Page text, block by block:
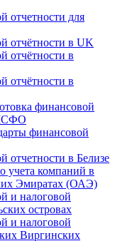
отчетности для
отчётности в UK
отчётности в
отчётности в
финансовой
финансовой
отчетности в Белизе
учета компаний в
Эмиратах (ОАЭ)
и налоговой
островах
и налоговой
Виргинских